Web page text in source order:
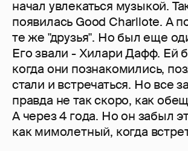
начал увлекаться музыкой.
появилась Good Charllote. А
те же "друзья". Но был еще
Его звали - Хилари Дафф. Ей
когда они познакомились,
стали и встречаться. Но все
правда не так скоро, как
А через 4 года. Но он забыл
как мимолетный, когда